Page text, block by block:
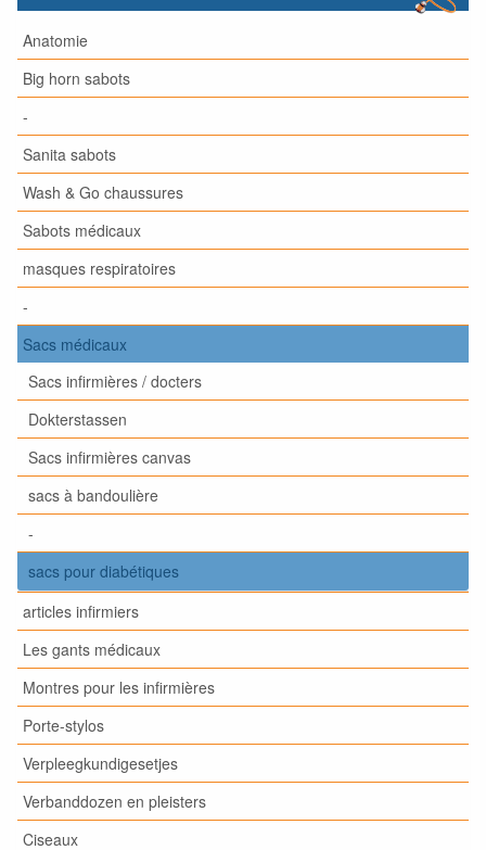
Anatomie
Big horn sabots
-
Sanita sabots
Wash & Go chaussures
Sabots médicaux
masques respiratoires
-
Sacs médicaux
Sacs infirmières / docters
Dokterstassen
Sacs infirmières canvas
sacs à bandoulière
-
sacs pour diabétiques
articles infirmiers
Les gants médicaux
Montres pour les infirmières
Porte-stylos
Verpleegkundigesetjes
Verbanddozen en pleisters
Ciseaux